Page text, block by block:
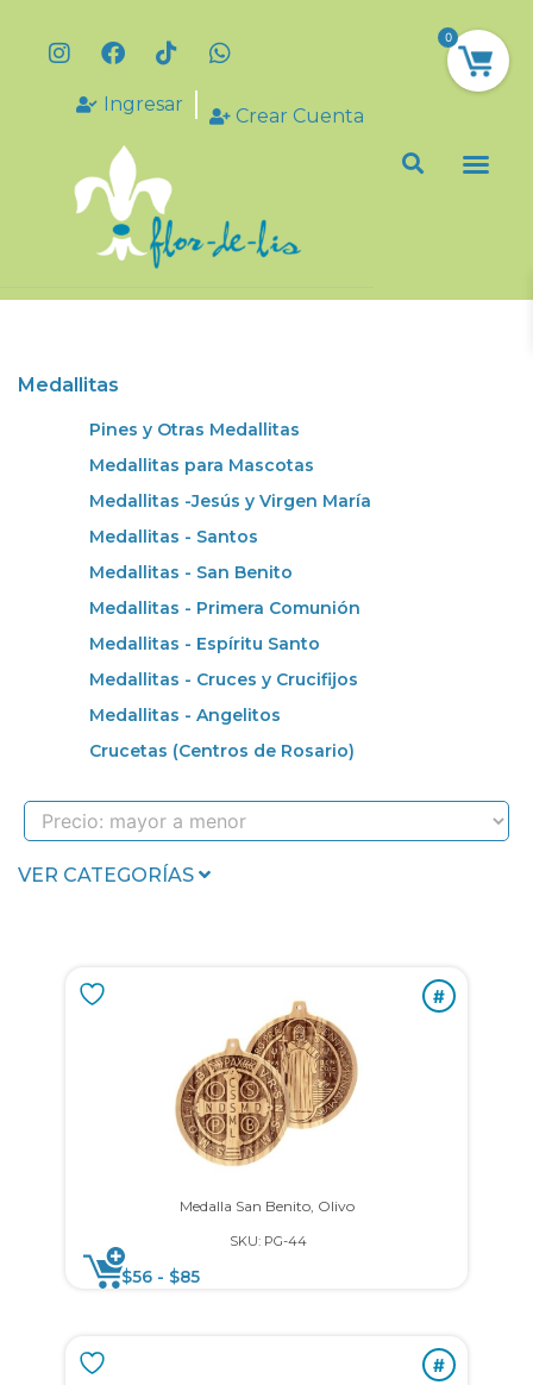
Ingresar
Crear Cuenta
Medallitas
Pines y Otras Medallitas
Medallitas para Mascotas
Medallitas -Jesús y Virgen María
Medallitas - Santos
Medallitas - San Benito
Medallitas - Primera Comunión
Medallitas - Espíritu Santo
Medallitas - Cruces y Crucifijos
Medallitas - Angelitos
Crucetas (Centros de Rosario)
VER CATEGORÍAS
#
Medalla San Benito, Olivo
SKU: PG-44
$56 - $85
#
0